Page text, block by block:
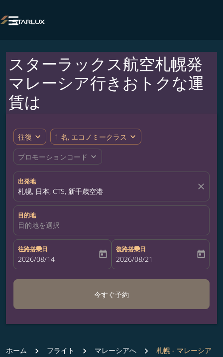

スターラックス航空札幌発
マレーシア行きおトクな運
賃は
往復 expand_more 1 名, エコノミークラス expand_more
プロモーションコード expand_more
出発地
札幌, 日本, CTS, 新千歳空港 close
目的地
目的地を選択
往路搭乗日
fc-booking-departure-date-aria-label
2026/08/14 today
復路搭乗日
fc-booking-return-date-aria-label
2026/08/21 today
今すぐ予約
ホーム フライト マレーシアへ 札幌 - マレーシア